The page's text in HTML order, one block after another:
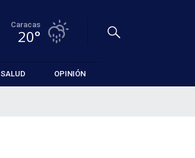
Caracas
20°
SALUD OPINIÓN